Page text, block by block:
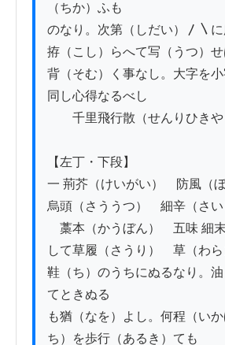
（ちか）ふも
のなり。次第（しだい）〳〵に
拵（こし）らへて写（うつ）
背（そむ）く事なし。大字を
同し心得なるべし
千里飛行散（せんりひきや
【左丁・下段】
一 荊芥（けいがい）　防風（
烏頭（さううつ）　細辛（さい
藁本（かうぼん）　五味 細末
して草履（さうり）　草（わら
鞋（ち）のうちにぬるなり。
てときぬる
も猶（なを）よし。何程（い
ち）を歩行（あるき）ても